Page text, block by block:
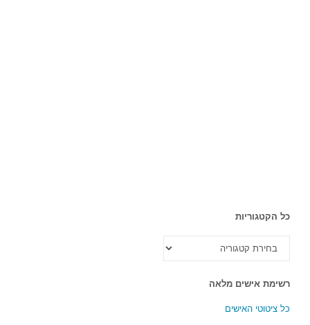
כל הקטגוריות
הקטגוריות
רשימת אישים מלאה
כל ציטוטי האישים